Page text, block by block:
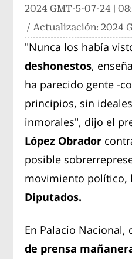
2024 GMT-5-07-24 |
/ Actualización:2024
"Nunca los había
deshonestos,
ha parecido gente -
principios, sin
inmorales", dijo el
López Obrador
posible
movimiento político,
Diputados.
En Palacio Nacional,
de prensa